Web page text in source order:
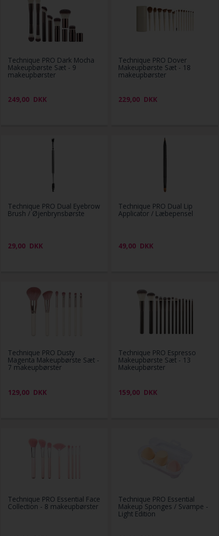
Technique PRO Dark Mocha
Makeupbørste Sæt - 9
makeupbørster
249,00 DKK
Technique PRO Dover
Makeupbørste Sæt - 18
makeupbørster
229,00 DKK
Technique PRO Dual Eyebrow
Brush / Øjenbrynsbørste
29,00 DKK
Technique PRO Dual Lip
Applicator / Læbepensel
49,00 DKK
Technique PRO Dusty
Magenta Makeupbørste Sæt -
7 makeupbørster
129,00 DKK
Technique PRO Espresso
Makeupbørste Sæt - 13
Makeupbørster
159,00 DKK
Technique PRO Essential Face
Collection - 8 makeupbørster
Technique PRO Essential
Makeup Sponges / Svampe -
Light Edition